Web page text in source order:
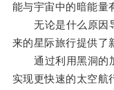
能与宇宙中的暗能量
无论是什么原因导
来的星际旅行提供了
通过利用黑洞的加
实现更快速的太空航